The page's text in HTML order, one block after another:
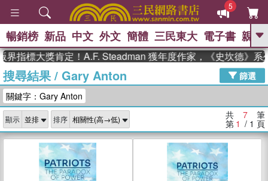
5
GO
熱搜： 高希均教授回憶錄
、 The Odyssey 、 父親節 、 如果歷
獎 臺灣漫遊錄 、 方念華 、 台灣的李
登輝時代
數學女孩：黎曼猜想 、
偉大的迷走神經
暢銷榜 新品 中文 外文 簡體 三民東大 電子書 親子
指標大獎肯定！A.F. Steadman 獲年度作家，《史坎德》系
搜尋結果/ Gary Anton
篩選
關鍵字：Gary Anton
顯示 排序 共 7 筆
第 1 / 1 頁